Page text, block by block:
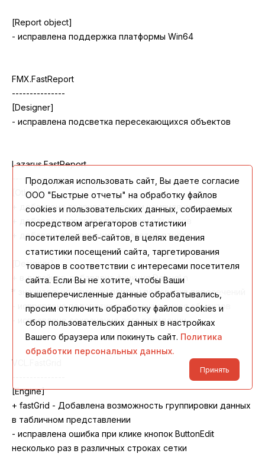
Продолжая использовать сайт, Вы даете согласие
ООО "Быстрые отчеты" на обработку файлов
cookies и пользовательских данных, собираемых
посредством агрегаторов статистики
посетителей веб-сайтов, в целях ведения
статистики посещений сайта, таргетирования
товаров в соответствии с интересами посетителя
сайта. Если Вы не хотите, чтобы Ваши
вышеперечисленные данные обрабатывались,
просим отключить обработку файлов cookies и
сбор пользовательских данных в настройках
Вашего браузера или покинуть сайт. Политика
обработки персональных данных.
Принять